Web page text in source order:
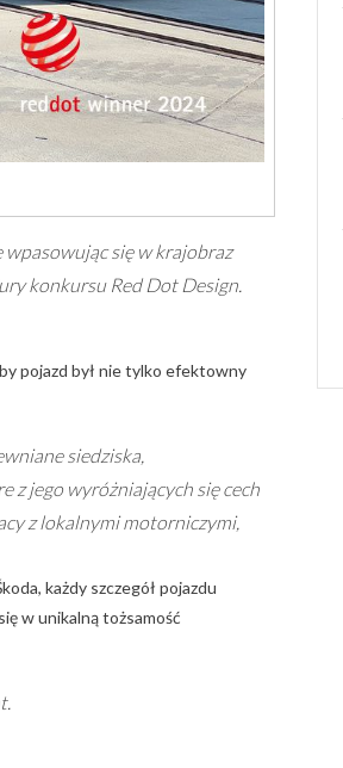
się w krajobraz
konkursu Red Dot Design.
pojazd był nie tylko efektowny
siedziska,
z jego wyróżniających się cech
z lokalnymi motorniczymi,
każdy szczegół pojazdu
w unikalną tożsamość